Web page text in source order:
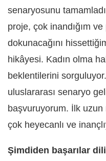
senaryosunu
proje, çok inandığım
dokunacağını
hikâyesi. Kadın olma
beklentilerini
uluslararası senaryo
başvuruyorum. İlk uzun
çok heyecanlı ve
Şimdiden başarılar